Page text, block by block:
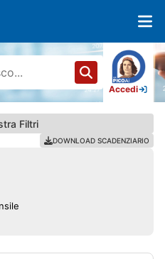
Accedi
Filtri
DOWNLOAD SCADENZIARIO